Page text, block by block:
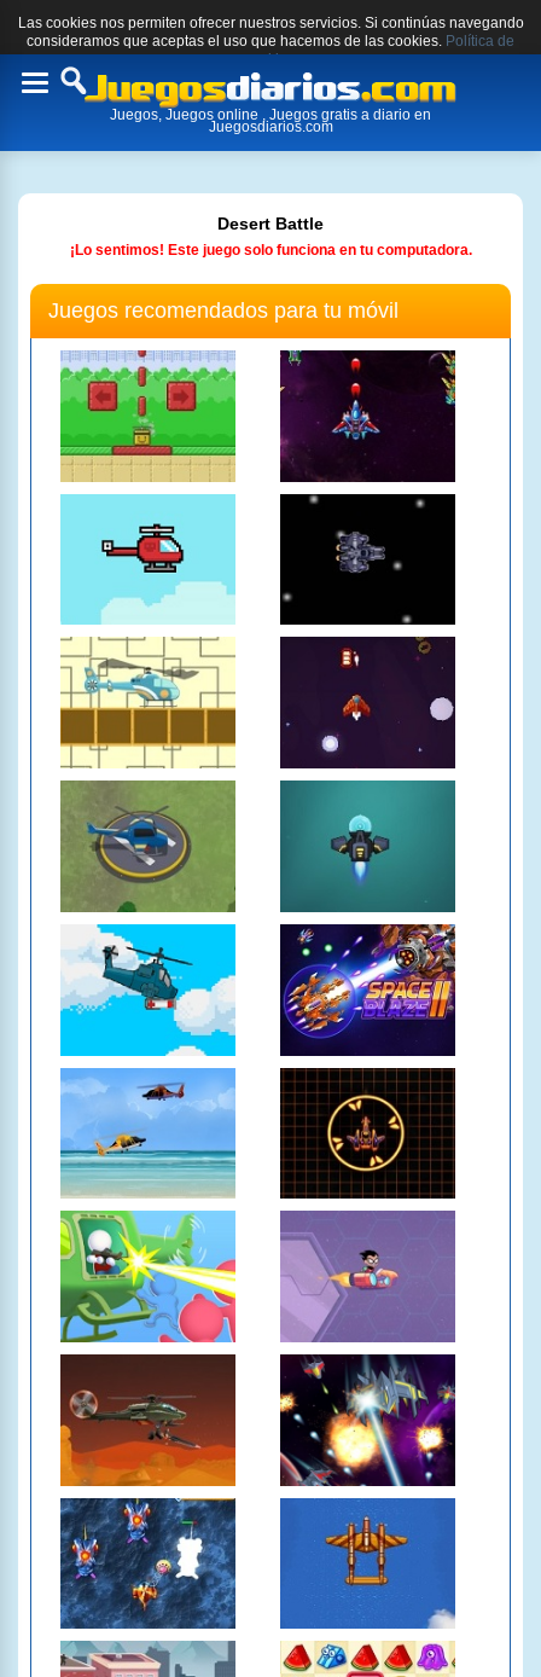
Las cookies nos permiten ofrecer nuestros servicios. Si continúas navegando
consideramos que aceptas el uso que hacemos de las cookies. Política de
cookies.
Toggle
Juegos, Juegos online , Juegos gratis a diario en
Juegosdiarios.com
Desert Battle
¡Lo sentimos! Este juego solo funciona en tu computadora.
Juegos recomendados para tu móvil